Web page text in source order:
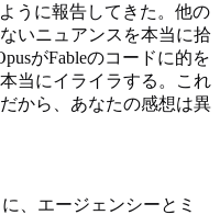
うに報告してきた。他の
いニュアンスを本当に拾
がFableのコードに的を
当にイライラする。これ
から、あなたの感想は異
、エージェンシーとミ